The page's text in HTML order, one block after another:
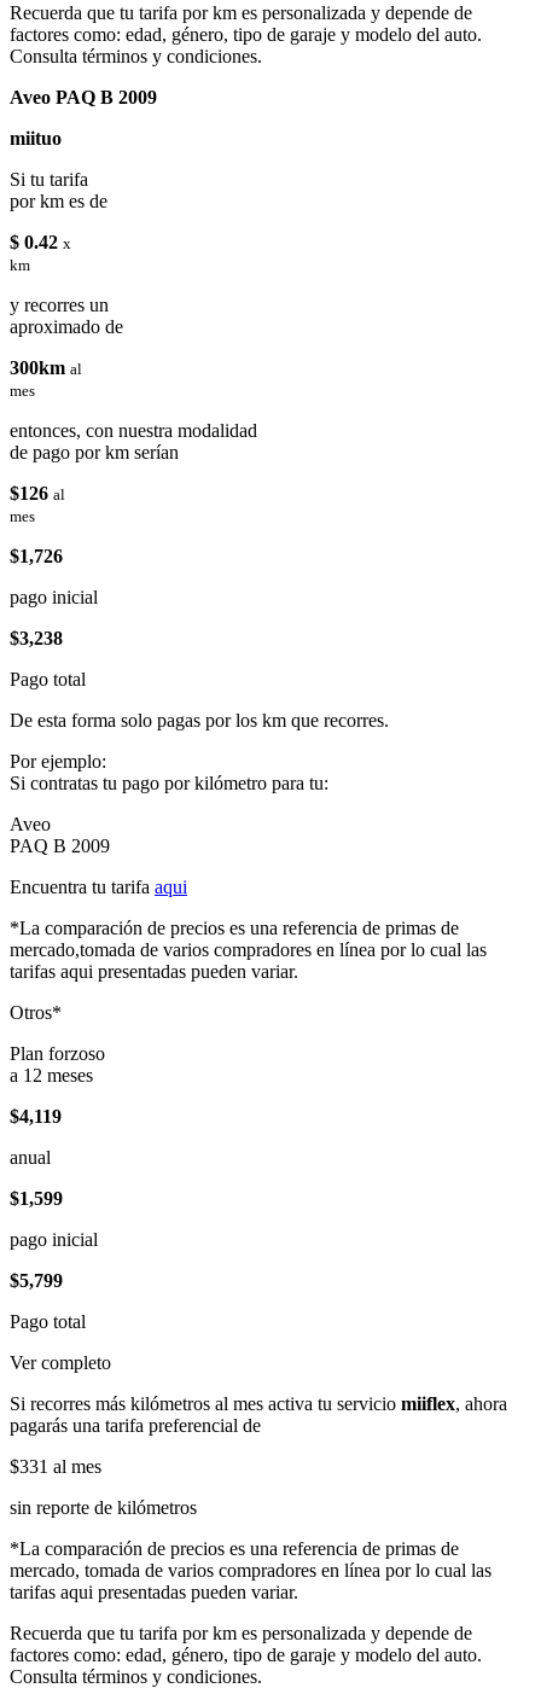
Recuerda que tu tarifa por km es personalizada y depende de
factores como: edad, género, tipo de garaje y modelo del auto.
Consulta términos y condiciones.
Aveo PAQ B 2009
miituo
Si tu tarifa
por km es de
$ 0.42 x
km
y recorres un
aproximado de
300km al
mes
entonces, con nuestra modalidad
de pago por km serían
$126 al
mes
$1,726
pago inicial
$3,238
Pago total
De esta forma solo pagas por los km que recorres.
Por ejemplo:
Si contratas tu pago por kilómetro para tu:
Aveo
PAQ B 2009
Encuentra tu tarifa aqui
*La comparación de precios es una referencia de primas de
mercado,tomada de varios compradores en línea por lo cual las
tarifas aqui presentadas pueden variar.
Otros*
Plan forzoso
a 12 meses
$4,119
anual
$1,599
pago inicial
$5,799
Pago total
Ver completo
Si recorres más kilómetros al mes activa tu servicio miiflex, ahora
pagarás una tarifa preferencial de
$331 al mes
sin reporte de kilómetros
*La comparación de precios es una referencia de primas de
mercado, tomada de varios compradores en línea por lo cual las
tarifas aqui presentadas pueden variar.
Recuerda que tu tarifa por km es personalizada y depende de
factores como: edad, género, tipo de garaje y modelo del auto.
Consulta términos y condiciones.